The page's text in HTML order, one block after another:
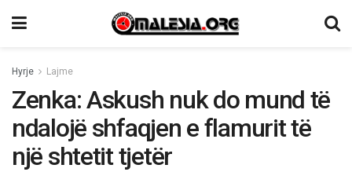
Hyrje Lajme
Zenka: Askush nuk do mund të
ndalojë shfaqjen e flamurit të
një shtetit tjetër